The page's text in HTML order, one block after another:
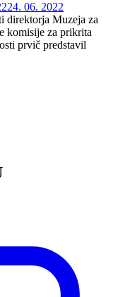
24. 06. 2022
direktorja Muzeja za
komisije za prikrita
prvič predstavil